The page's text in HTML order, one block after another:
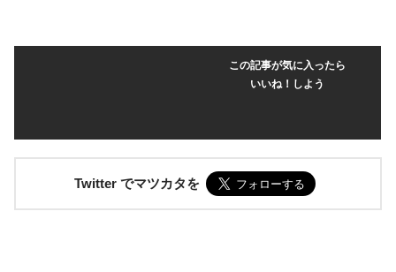
この記事が気に入ったら
いいね！しよう
Twitter でマツカタを